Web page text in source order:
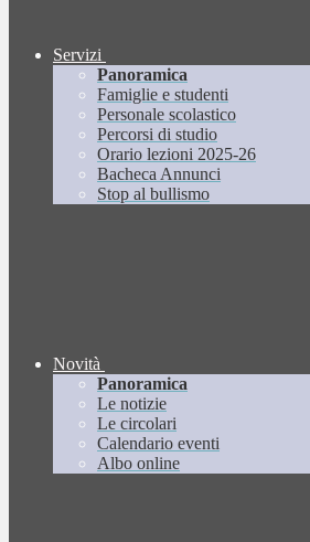
Servizi
Panoramica
Famiglie e studenti
Personale scolastico
Percorsi di studio
Orario lezioni 2025-26
Bacheca Annunci
Stop al bullismo
Novità
Panoramica
Le notizie
Le circolari
Calendario eventi
Albo online